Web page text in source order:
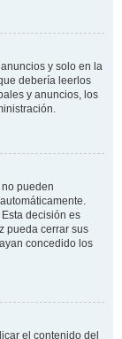
y solo en la
debería leerlos
y anuncios, los
pueden
decisión es
pueda cerrar sus
concedido los
el contenido del